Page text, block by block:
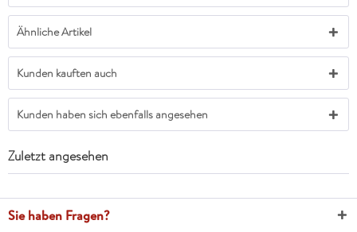
Ähnliche Artikel
Kunden kauften auch
Kunden haben sich ebenfalls angesehen
Zuletzt angesehen
Sie haben Fragen?